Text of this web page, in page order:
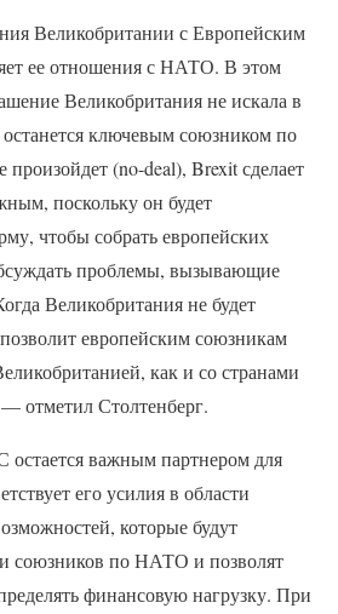
Великобритании с Европейским
ее отношения с НАТО. В этом
Великобритания не искала в
ключевым союзником по
(no-deal), Brexit сделает
поскольку он будет
чтобы собрать европейских
проблемы, вызывающие
Великобритания не будет
европейским союзникам
как и со странами
отметил Столтенберг.
важным партнером для
его усилия в области
которые будут
союзников по НАТО и позволят
финансовую нагрузку. При